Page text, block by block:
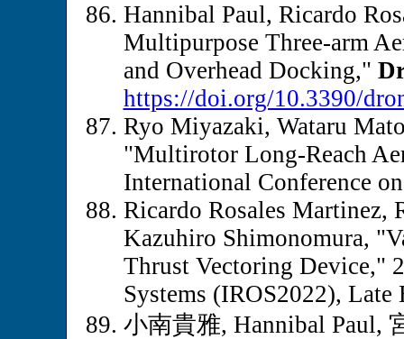
Hannibal Paul, Ricardo
Multipurpose Three-arm
and Overhead Docking,"
https://doi.org/10.3390/
Ryo Miyazaki, Wataru
"Multirotor Long-Reach
International Conference
Ricardo Rosales Martinez,
Kazuhiro Shimonomura,
Thrust Vectoring Device,"
Systems (IROS2022), Late
小南貴雅, Hannibal Paul,